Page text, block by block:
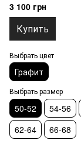
3 100 грн
Купить
Выбрать цвет
Графит
Выбрать размер
50-52 54-56
62-64
66-68